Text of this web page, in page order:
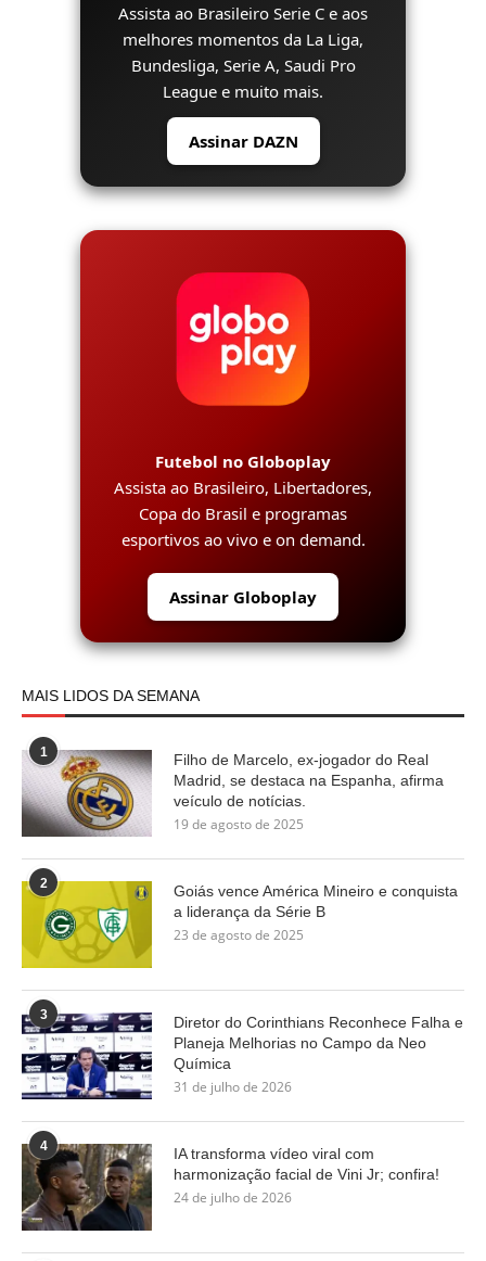
Assista ao Brasileiro Serie C e aos
melhores momentos da La Liga,
Bundesliga, Serie A, Saudi Pro
League e muito mais.
Assinar DAZN
Futebol no Globoplay
Assista ao Brasileiro, Libertadores,
Copa do Brasil e programas
esportivos ao vivo e on demand.
Assinar Globoplay
MAIS LIDOS DA SEMANA
1
Filho de Marcelo, ex-jogador do Real
Madrid, se destaca na Espanha, afirma
veículo de notícias.
19 de agosto de 2025
2
Goiás vence América Mineiro e conquista
a liderança da Série B
23 de agosto de 2025
3
Diretor do Corinthians Reconhece Falha e
Planeja Melhorias no Campo da Neo
Química
31 de julho de 2026
4
IA transforma vídeo viral com
harmonização facial de Vini Jr; confira!
24 de julho de 2026